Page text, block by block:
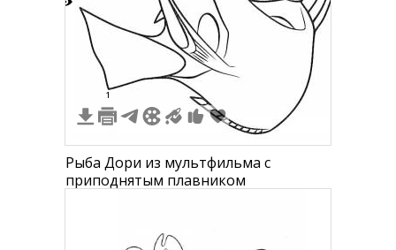
1
Рыба Дори из мультфильма с
приподнятым плавником